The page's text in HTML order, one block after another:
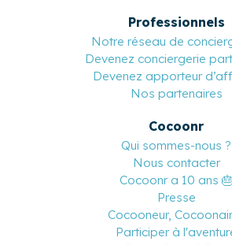
Professionnels
Notre réseau de
Devenez conciergerie
Devenez apporteur
Nos partenaires
Cocoonr
Qui sommes-nous ?
Nous contacter
Cocoonr a 10 ans
Presse
Cocooneur,
Participer à